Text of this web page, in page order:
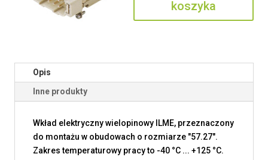
koszyka
Opis
Inne produkty
Wkład elektryczny wielopinowy ILME, przeznaczony
do montażu w obudowach o rozmiarze "57.27".
Zakres temperaturowy pracy to -40 °C ... +125 °C.